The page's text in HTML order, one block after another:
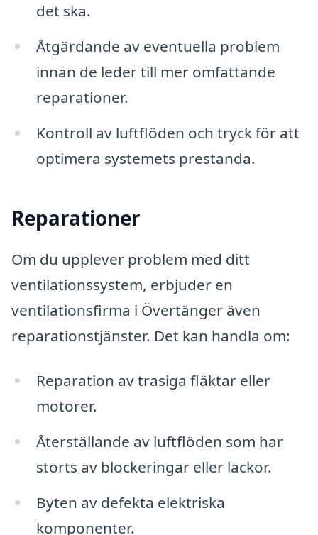
det ska.
Åtgärdande av eventuella problem
innan de leder till mer omfattande
reparationer.
Kontroll av luftflöden och tryck för att
optimera systemets prestanda.
Reparationer
Om du upplever problem med ditt
ventilationssystem, erbjuder en
ventilationsfirma i Övertänger även
reparationstjänster. Det kan handla om:
Reparation av trasiga fläktar eller
motorer.
Återställande av luftflöden som har
störts av blockeringar eller läckor.
Byten av defekta elektriska
komponenter.